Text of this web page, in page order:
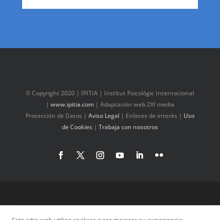
© Copyright 2020 | IPITIA | Institut Psicològic Internacional
| www.ipitia.com| Adaptación web 2XI media
Protección de Datos | Aviso Legal| Enlaces de interés | Uso
de Cookies| Trabaja con nosotros